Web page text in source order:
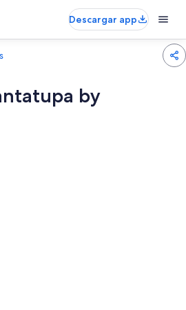
Descargar app
by